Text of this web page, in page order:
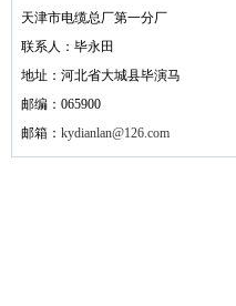
天津市电缆总厂第一分厂
联系人：毕永田
地址：河北省大城县毕演马
邮编：065900
邮箱： kydianlan@126.com